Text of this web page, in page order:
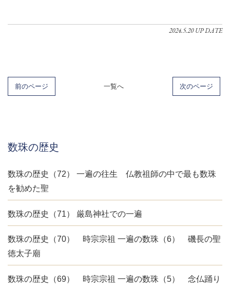
2024.5.20 UP DATE
前のページ 一覧へ 次のページ
数珠の歴史
数珠の歴史（72） 一遍の往生 仏教祖師の中で最も数珠
を勧めた聖
数珠の歴史（71） 厳島神社での一遍
数珠の歴史（70） 時宗宗祖 一遍の数珠（6） 磯長の聖
徳太子廟
数珠の歴史（69） 時宗宗祖 一遍の数珠（5） 念仏踊り